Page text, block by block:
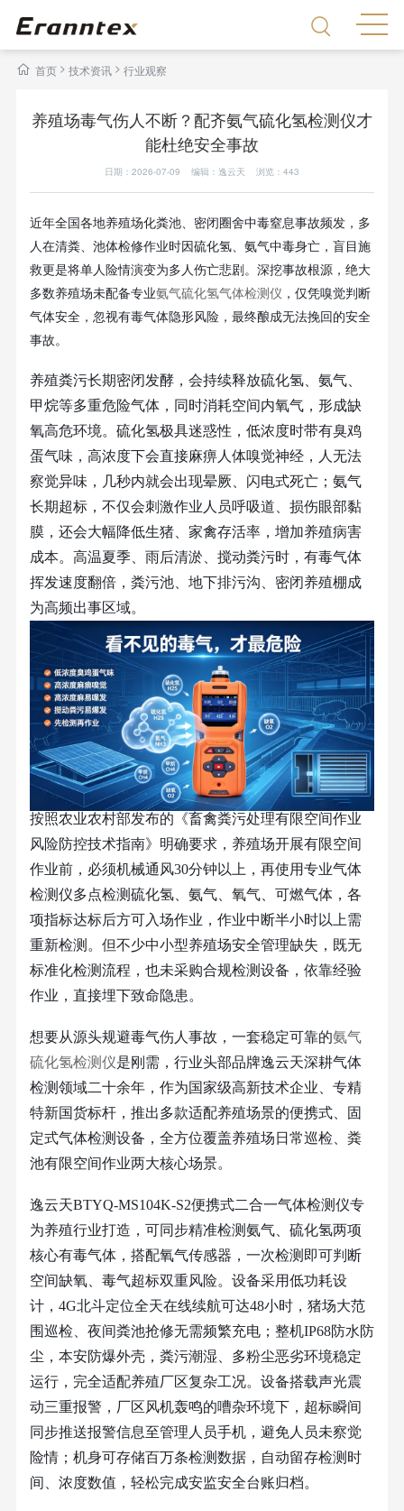
首页> 技术资讯 > 行业观察
养殖场毒气伤人不断？配齐氨气硫化氢检测仪才
能杜绝安全事故
日期：2026-07-09 编辑：逸云天 浏览： 443
近年全国各地养殖场化粪池、密闭圈舍中毒窒息事故频发，多
人在清粪、池体检修作业时因硫化氢、氨气中毒身亡，盲目施
救更是将单人险情演变为多人伤亡悲剧。深挖事故根源，绝大
多数养殖场未配备专业氨气硫化氢气体检测仪 ，仅凭嗅觉判断
气体安全，忽视有毒气体隐形风险，最终酿成无法挽回的安全
事故。
养殖粪污长期密闭发酵，会持续释放硫化氢、氨气、
甲烷等多重危险气体，同时消耗空间内氧气，形成缺
氧高危环境。硫化氢极具迷惑性，低浓度时带有臭鸡
蛋气味，高浓度下会直接麻痹人体嗅觉神经，人无法
察觉异味，几秒内就会出现晕厥、闪电式死亡；氨气
长期超标，不仅会刺激作业人员呼吸道、损伤眼部黏
膜，还会大幅降低生猪、家禽存活率，增加养殖病害
成本。高温夏季、雨后清淤、搅动粪污时，有毒气体
挥发速度翻倍，粪污池、地下排污沟、密闭养殖棚成
为高频出事区域。
按照农业农村部发布的《畜禽粪污处理有限空间作业
风险防控技术指南》明确要求，养殖场开展有限空间
作业前，必须机械通风30分钟以上，再使用专业气体
检测仪多点检测硫化氢、氨气、氧气、可燃气体，各
项指标达标后方可入场作业，作业中断半小时以上需
重新检测。但不少中小型养殖场安全管理缺失，既无
标准化检测流程，也未采购合规检测设备，依靠经验
作业，直接埋下致命隐患。
想要从源头规避毒气伤人事故，一套稳定可靠的氨气
硫化氢检测仪是刚需，行业头部品牌逸云天深耕气体
检测领域二十余年，作为国家级高新技术企业、专精
特新国货标杆，推出多款适配养殖场景的便携式、固
定式气体检测设备，全方位覆盖养殖场日常巡检、粪
池有限空间作业两大核心场景。
逸云天BTYQ-MS104K-S2便携式二合一气体检测仪专
为养殖行业打造，可同步精准检测氨气、硫化氢两项
核心有毒气体，搭配氧气传感器，一次检测即可判断
空间缺氧、毒气超标双重风险。设备采用低功耗设
计， 4G北斗定位全天在线续航可达48小时，猪场大范
围巡检、夜间粪池抢修无需频繁充电；整机IP68防水防
尘，本安防爆外壳，粪污潮湿、多粉尘恶劣环境稳定
运行，完全适配养殖厂区复杂工况。设备搭载声光震
动三重报警，厂区风机轰鸣的嘈杂环境下，超标瞬间
同步推送报警信息至管理人员手机，避免人员未察觉
险情；机身可存储百万条检测数据，自动留存检测时
间、浓度数值，轻松完成安监安全台账归档。